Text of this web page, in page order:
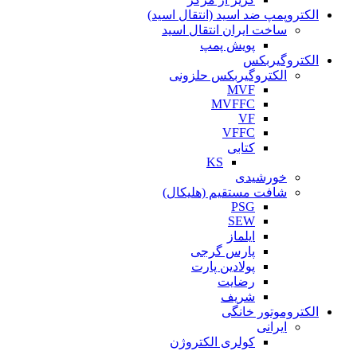
الکتروپمپ ضد اسید (انتقال اسید)
ساخت ایران انتقال اسید
پویش پمپ
الکتروگیربکس
الکتروگیربکس حلزونی
MVF
MVFFC
VF
VFFC
کتابی
KS
خورشیدی
شافت مستقیم (هلیکال)
PSG
SEW
ایلماز
پارس گرجی
پولادین پارت
رضایت
شریف
الکتروموتور خانگی
ایرانی
کولری الکتروژن